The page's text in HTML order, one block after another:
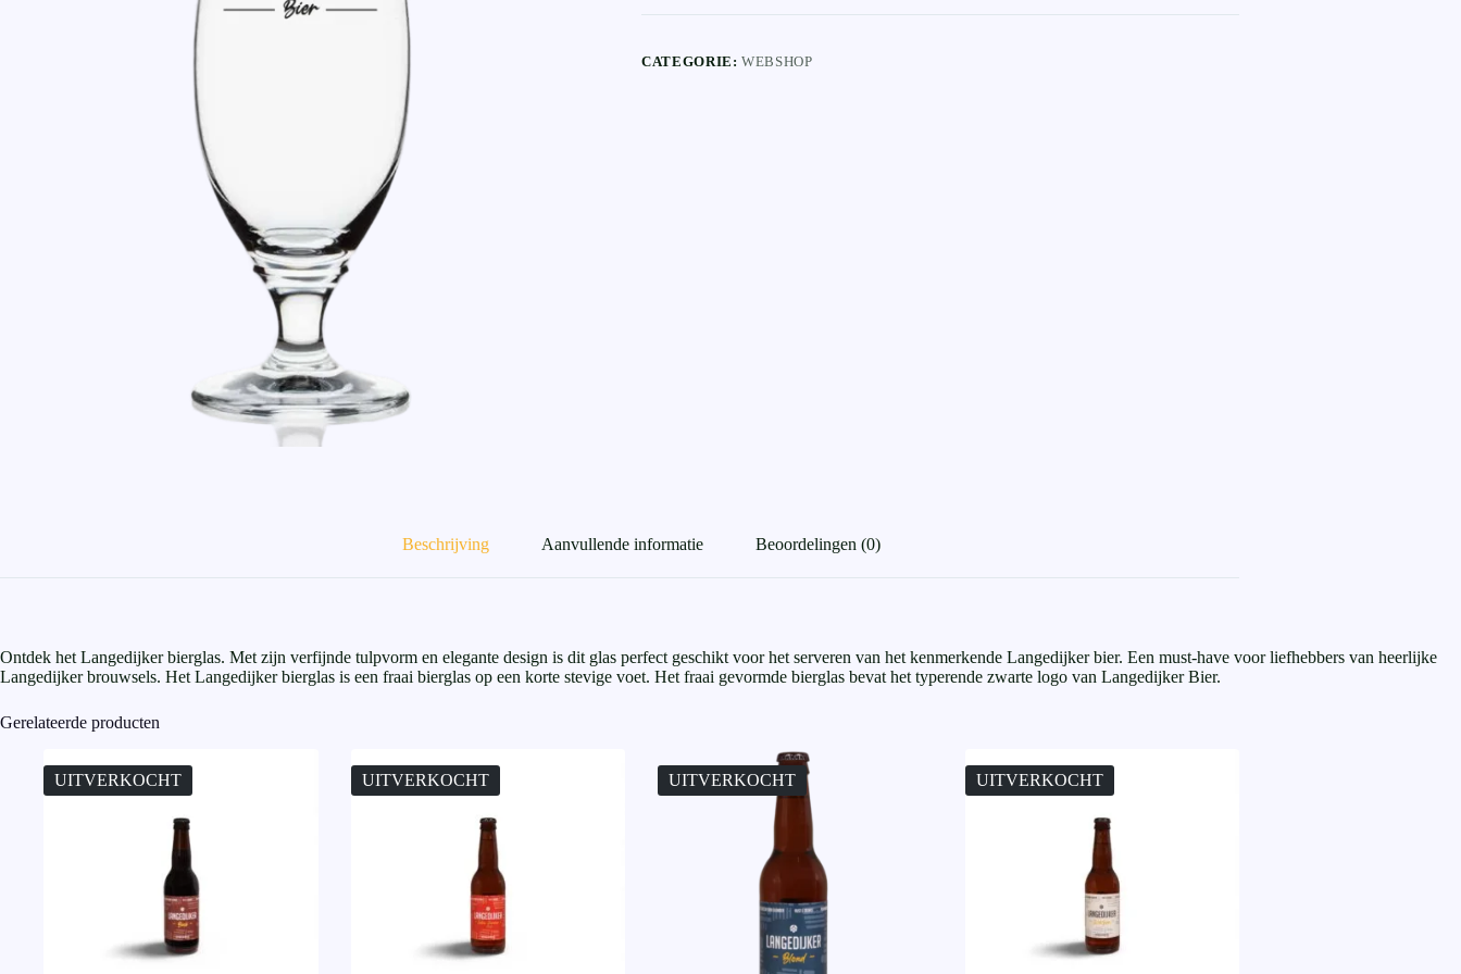
CATEGORIE:WEBSHOP
Beschrijving Aanvullende informatie Beoordelingen (0)
Ontdek het Langedijker bierglas. Met zijn verfijnde tulpvorm en elegante design is dit glas perfect geschikt voor het serveren van het kenmerkende Langedijker bier. Een must-have voor liefhebbers van heerlijke
Langedijker brouwsels. Het Langedijker bierglas is een fraai bierglas op een korte stevige voet. Het fraai gevormde bierglas bevat het typerende zwarte logo van Langedijker Bier.
Gerelateerde producten
UITVERKOCHT UITVERKOCHT UITVERKOCHT UITVERKOCHT